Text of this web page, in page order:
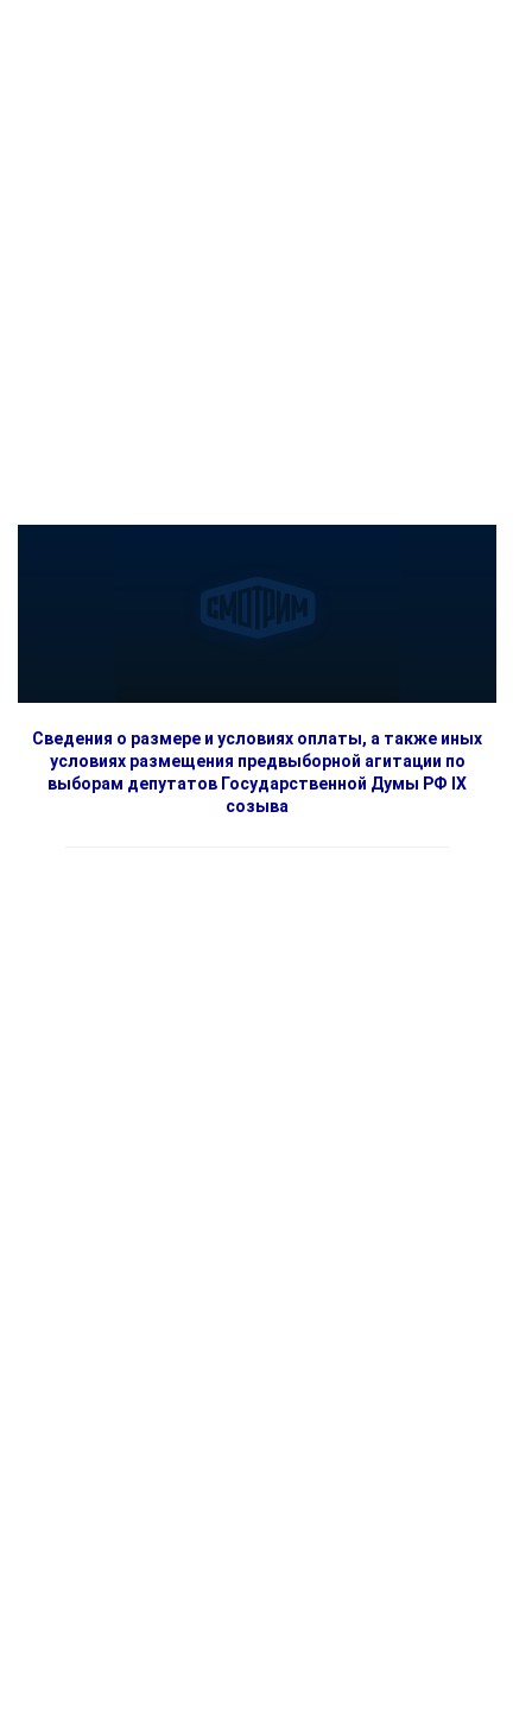
Сведения о размере и условиях оплаты, а также иных
условиях размещения предвыборной агитации по
выборам депутатов Государственной Думы РФ IX
созыва